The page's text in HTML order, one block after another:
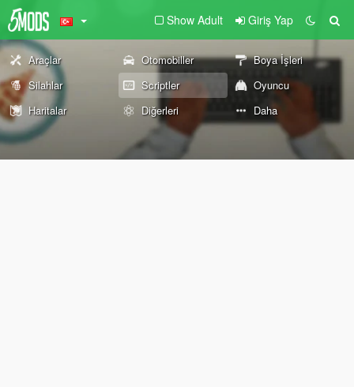
Show Adult Giriş Yap
Araçlar Otomobiller
Boya İşleri
Silahlar
Scriptler
Oyuncu
Haritalar
Diğerleri Daha